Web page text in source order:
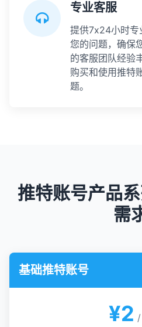
专业客服
提供7x24小时专
您的问题，确保
的客服团队经验
购买和使用推特
题。
推特账号产品
需
基础推特账号
¥2